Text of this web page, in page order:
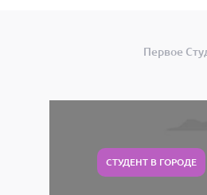
Первое
СТУДЕНТ В ГОРОДЕ